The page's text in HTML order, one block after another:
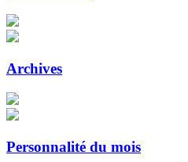
Archives
Personnalité du mois